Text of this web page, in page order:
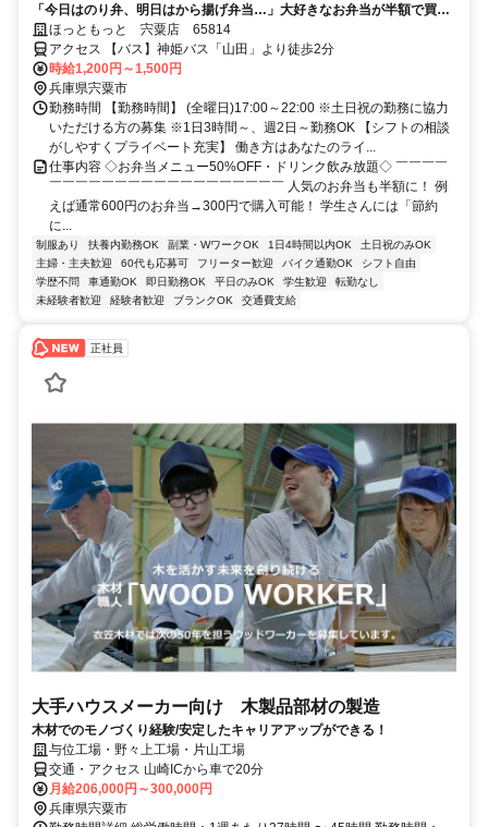
「今日はのり弁、明日はから揚げ弁当…」大好きなお弁当が半額で買え
るから、今日も働くのが楽しみだ。
ほっともっと 宍粟店 65814
アクセス 【バス】神姫バス「山田」より徒歩2分
時給1,200円～1,500円
兵庫県宍粟市
勤務時間 【勤務時間】 (全曜日)17:00～22:00 ※土日祝の勤務に協力
いただける方の募集 ※1日3時間～、週2日～勤務OK 【シフトの相談
がしやすくプライベート充実】 働き方はあなたのライ...
仕事内容 ◇お弁当メニュー50%OFF・ドリンク飲み放題◇ ￣￣￣￣
￣￣￣￣￣￣￣￣￣￣￣￣￣￣￣￣￣￣ 人気のお弁当も半額に！ 例
えば通常600円のお弁当→300円で購入可能！ 学生さんには「節約
に...
制服あり 扶養内勤務OK 副業・WワークOK 1日4時間以内OK
土日祝のみOK
主婦・主夫歓迎
60代も応募可 フリーター歓迎 バイク通勤OK
シフト自由
学歴不問
車通勤OK 即日勤務OK 平日のみOK 学生歓迎
転勤なし
未経験者歓迎
経験者歓迎 ブランクOK 交通費支給
正社員
大手ハウスメーカー向け 木製品部材の製造
木材でのモノづくり経験/安定したキャリアアップができる！
与位工場・野々上工場・片山工場
交通・アクセス 山崎ICから車で20分
月給206,000円～300,000円
兵庫県宍粟市